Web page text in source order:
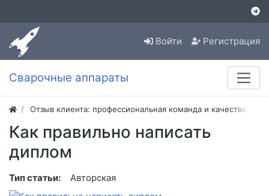
Войти Регистрация
Сварочные аппараты
Отзыв клиента: профессиональная команда и
Как правильно написать
диплом
Тип статьи: Авторская